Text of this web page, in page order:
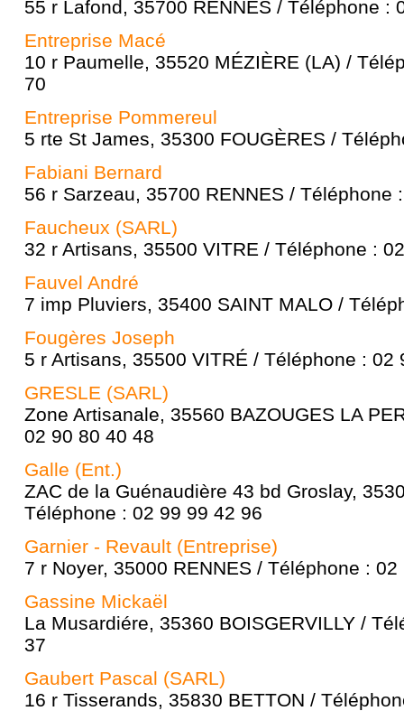
55 r Lafond, 35700 RENNES / Téléphone :
Entreprise Macé
10 r Paumelle, 35520 MÉZIÈRE (LA) /
70
Entreprise Pommereul
5 rte St James, 35300 FOUGÈRES /
Fabiani Bernard
56 r Sarzeau, 35700 RENNES / Téléphone
Faucheux (SARL)
32 r Artisans, 35500 VITRE / Téléphone :
Fauvel André
7 imp Pluviers, 35400 SAINT MALO /
Fougères Joseph
5 r Artisans, 35500 VITRÉ / Téléphone : 02
GRESLE (SARL)
Zone Artisanale, 35560 BAZOUGES LA
02 90 80 40 48
Galle (Ent.)
ZAC de la Guénaudière 43 bd Groslay,
Téléphone : 02 99 99 42 96
Garnier - Revault (Entreprise)
7 r Noyer, 35000 RENNES / Téléphone :
Gassine Mickaël
La Musardiére, 35360 BOISGERVILLY /
37
Gaubert Pascal (SARL)
16 r Tisserands, 35830 BETTON /